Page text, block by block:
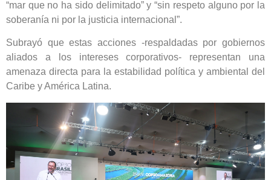
“mar que no ha sido delimitado” y “sin respeto alguno por la
soberanía ni por la justicia internacional”.
Subrayó que estas acciones -respaldadas por gobiernos
aliados a los intereses corporativos- representan una
amenaza directa para la estabilidad política y ambiental del
Caribe y América Latina.